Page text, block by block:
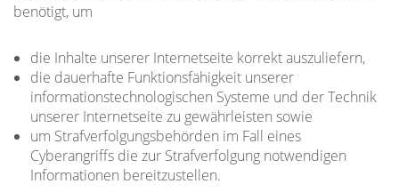
benötigt, um
die Inhalte unserer Internetseite korrekt auszuliefern,
die dauerhafte Funktionsfähigkeit unserer
informationstechnologischen Systeme und der Technik
unserer Internetseite zu gewährleisten sowie
um Strafverfolgungsbehörden im Fall eines
Cyberangriffs die zur Strafverfolgung notwendigen
Informationen bereitzustellen.